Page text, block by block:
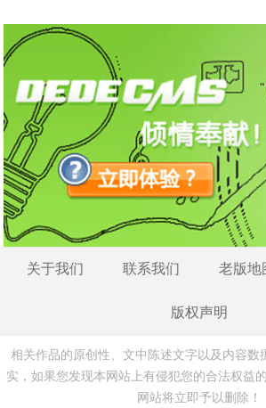
关于我们 联系我们 老版地
版权声明
相关作品的原创性、文中陈述文字以及内容数
实，如果您发现本网站上有侵犯您的合法权益
网站将立即予以删除！